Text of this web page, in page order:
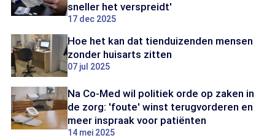
sneller het verspreidt'
17 dec 2025
Hoe het kan dat tienduizenden mensen
zonder huisarts zitten
07 jul 2025
Na Co-Med wil politiek orde op zaken in
de zorg: 'foute' winst terugvorderen en
meer inspraak voor patiënten
14 mei 2025